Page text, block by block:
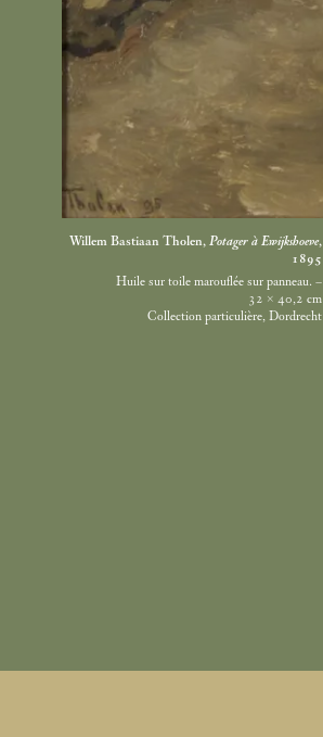
Willem Bastiaan Tholen, Potager à Ewijkshoeve,
1895
Huile sur toile marouflée sur panneau. –
32 × 40,2 cm
Collection particulière, Dordrecht